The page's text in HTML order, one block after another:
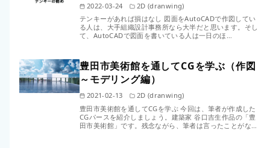
2022-03-24
2D (dranwing)
テンキーがあれば損はなし 図面をAutoCADで作図してい
る人は、大手組織設計事務所なら大半だと思います。そし
て、AutoCADで図面を書いている人は一日のほ…
豊田市美術館を通してCGを学ぶ（作図
～モデリング編）
2021-02-13
2D (dranwing)
豊田市美術館を通してCGを学ぶ 今回は、筆者が作成した
CGパースを紹介しましょう。建築家 谷口吉生作品の「豊
田市美術館」です。残念ながら、筆者は言ったことがな…